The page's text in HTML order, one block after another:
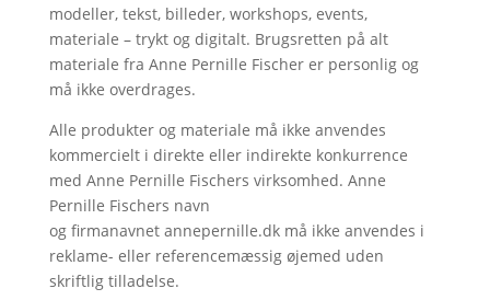
modeller, tekst, billeder, workshops, events,
materiale – trykt og digitalt. Brugsretten på alt
materiale fra Anne Pernille Fischer er personlig og
må ikke overdrages.
Alle produkter og materiale må ikke anvendes
kommercielt i direkte eller indirekte konkurrence
med Anne Pernille Fischers virksomhed. Anne
Pernille Fischers navn
og firmanavnet annepernille.dk må ikke anvendes i
reklame- eller referencemæssig øjemed uden
skriftlig tilladelse.